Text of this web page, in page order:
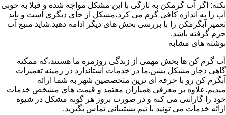
نکته: اگر آب گرمکن به تازگی با این مشکل مواجه شده و قبلا به خوبی
آب را به اندازه کافی گرم می کرد،مشکل از جای دیگری است و باید
تعمیر آبگرمکن را با بررسی بخش های دیگر ادامه دهید.شاید منبع آب
جرم گرفته باشد.
نوشته های مشابه
آب گرم کن ها بخش مهمی از زندگی روزمره ما هستند،که ممکنه
گاهی دچار مشکل بشن.ما در خدمات استاندارد در زمینه تعمیرات
آبگرم کن رو با حرفه ای ترین متخصصین شهر به شما ارائه
میدیم.علاوه بر معرفی همیاران معتمد و قیمت های مشخص خدمات
خود را گارانتی می کنه و در صورت بروز هر گونه مشکل در شیوه
ارائه خدمات می تونید با تیم پشتیبانی تماس بگیرید.